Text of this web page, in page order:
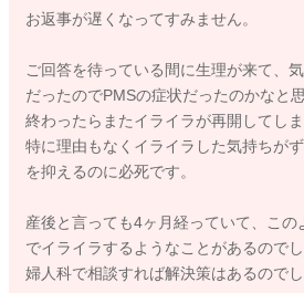
らっしゃるとのことですし、授乳の回
ってきていて生理が再開する前ぶれを
もしれないですね。
そんなに疲れていないといいましても
さん二人を日々みている毎日は、それ
難しい現実もおありでしょう。しかし
れば、急に二人目が産まれて、ママか
いるように感じ、戸惑っていることもあ
お返事が遅くなってすみません。
ご回答を待っている間に生理が来て、
だったのでPMSの症状だったのかなと
終わったらまたイライラが再開してしま
特に理由もなくイライラした気持ちが
を抑えるのに必死です。
産後と言っても4ヶ月経っていて、この
でイライラするようなことがあるので
婦人科で相談すれば解決策はあるので